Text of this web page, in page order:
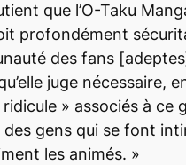
que l’O-Taku
profondément
des fans
juge nécessaire,
» associés à ce
gens qui se font
les animés. »